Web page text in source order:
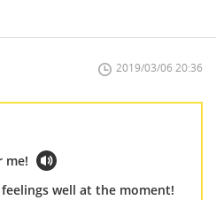
2019/03/06 20:36
me!
well at the moment!